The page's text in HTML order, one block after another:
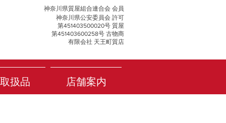
神奈川県質屋組合連合会 会員
神奈川県公安委員会 許可
第451403500020号 質屋
第451403600258号 古物商
有限会社 天王町質店
扱品 店舗案内